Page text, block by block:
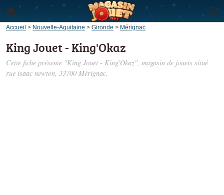
Accueil > Nouvelle-Aquitaine > Gironde > Mérignac
King Jouet - King'Okaz
Cette fiche présente "King Jouet - King'Okaz", magasin de jouets situé
rue isaac newton, 33700 Mérignac.